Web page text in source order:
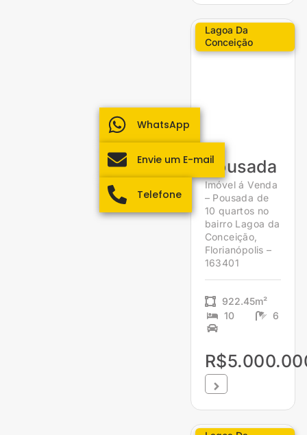
Lagoa Da
Conceição
Pousada
Imóvel á Venda
– Pousada de
10 quartos no
bairro Lagoa da
Conceição,
Florianópolis –
163401
922.45m²
10
6
WhatsApp
Envie um E-mail
Telefone